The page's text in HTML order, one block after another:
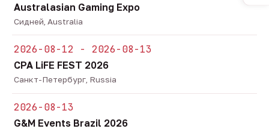
Australasian Gaming Expo
Сидней, Australia
2026-08-12 - 2026-08-13
CPA LiFE FEST 2026
Санкт-Петербург, Russia
2026-08-13
G&M Events Brazil 2026